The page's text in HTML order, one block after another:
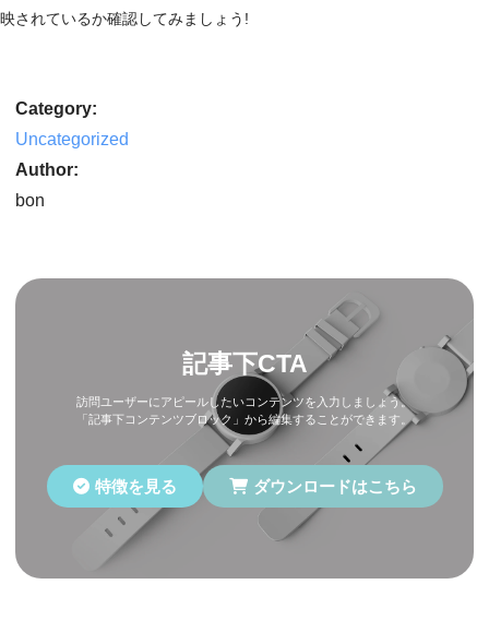
映されているか確認してみましょう!
Category:
Uncategorized
Author:
bon
記事下CTA
訪問ユーザーにアピールしたいコンテンツを入力しましょう。
「記事下コンテンツブロック」から編集することができます。
特徴を見る ダウンロードはこちら